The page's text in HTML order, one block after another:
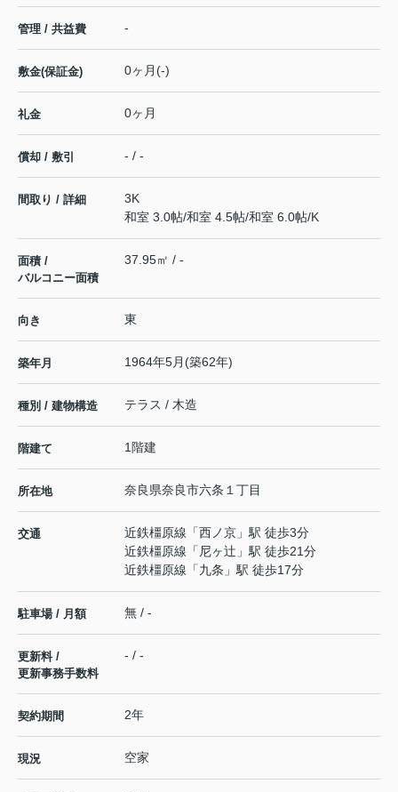
管理 / 共益費 -
敷金(保証金) 0ヶ月(-)
礼金 0ヶ月
償却 / 敷引 - / -
間取り / 詳細
3K
和室 3.0帖/和室 4.5帖/和室 6.0帖/K
面積 /
バルコニー面積
37.95㎡ / -
向き 東
築年月 1964年5月(築62年)
種別 / 建物構造 テラス / 木造
階建て 1階建
所在地 奈良県奈良市六条 １丁目
交通 近鉄橿原線 「西ノ京 」駅 徒歩3分
近鉄橿原線 「 尼ヶ辻 」駅 徒歩21分
近鉄橿原線 「九条 」駅 徒歩17分
駐車場 / 月額 無 / -
更新料 /
更新事務手数料
- / -
契約期間 2年
現況 空家